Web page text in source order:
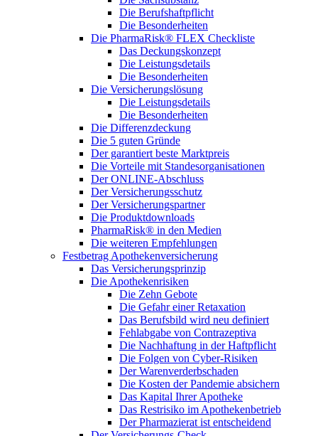
Die Berufshaftpflicht
Die Besonderheiten
Die PharmaRisk® FLEX Checkliste
Das Deckungskonzept
Die Leistungsdetails
Die Besonderheiten
Die Versicherungslösung
Die Leistungsdetails
Die Besonderheiten
Die Differenzdeckung
Die 5 guten Gründe
Der garantiert beste Marktpreis
Die Vorteile mit Standesorganisationen
Der ONLINE-Abschluss
Der Versicherungsschutz
Der Versicherungspartner
Die Produktdownloads
PharmaRisk® in den Medien
Die weiteren Empfehlungen
Festbetrag Apothekenversicherung
Das Versicherungsprinzip
Die Apothekenrisiken
Die Zehn Gebote
Die Gefahr einer Retaxation
Das Berufsbild wird neu definiert
Fehlabgabe von Contrazeptiva
Die Nachhaftung in der Haftpflicht
Die Folgen von Cyber-Risiken
Der Warenverderbschaden
Die Kosten der Pandemie absichern
Das Kapital Ihrer Apotheke
Das Restrisiko im Apothekenbetrieb
Der Pharmazierat ist entscheidend